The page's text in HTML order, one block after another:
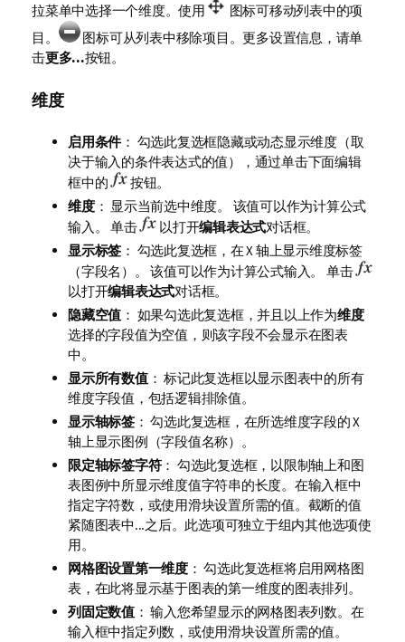
拉菜单中选择一个维度。使用
图标可移动列表中的项
目。
图标可从列表中移除项目。更多设置信息，请单
击更多...按钮。
维度
启用条件： 勾选此复选框隐藏或动态显示维度（取
决于输入的条件表达式的值），通过单击下面编辑
框中的
按钮。
维度： 显示当前选中维度。 该值可以作为计算公式
输入。 单击
以打开编辑表达式对话框。
显示标签 ： 勾选此复选框，在 X 轴上显示维度标签
（字段名）。 该值可以作为计算公式输入。 单击
以打开编辑表达式对话框。
隐藏空值 ： 如果勾选此复选框，并且以上作为维度
选择的字段值为空值，则该字段不会显示在图表
中。
显示所有数值： 标记此复选框以显示图表中的所有
维度字段值，包括逻辑排除值。
显示轴标签： 勾选此复选框，在所选维度字段的 X
轴上显示图例（字段值名称）。
限定轴标签字符： 勾选此复选框，以限制轴上和图
表图例中所显示维度值字符串的长度。在输入框中
指定字符数，或使用滑块设置所需的值。截断的值
紧随图表中...之后。此选项可独立于组内其他选项使
用。
网格图设置第一维度： 勾选此复选框将启用网格图
表，在此将显示基于图表的第一维度的图表排列。
列固定数值： 输入您希望显示的网格图表列数。在
输入框中指定列数，或使用滑块设置所需的值。